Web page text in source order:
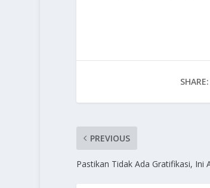
SHARE:
PREVIOUS
Pastikan Tidak Ada Gratifikasi, Ini